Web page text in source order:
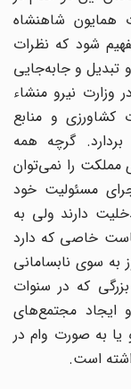
شاهنشاه
شود که نظرات
و جابه‌جایی
نیرو منشاء
و منابع
گرچه همه
را نمی‌توان
مسئولیت خود
دارند ولی به
خاصی که دارد
سوی نابسامانی
که در سنوات
مجتمع‌های
صورت وام در
است.